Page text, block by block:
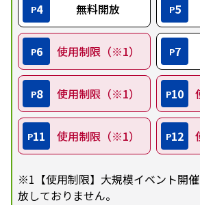
P4 無料開放 P5
P6 使用制限（※1） P7
P8 使用制限（※1） P10
P11 使用制限（※1） P12
※1【使用制限】大規模イベント開
放しておりません。